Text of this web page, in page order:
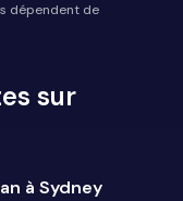
dépendent de
sur
à Sydney